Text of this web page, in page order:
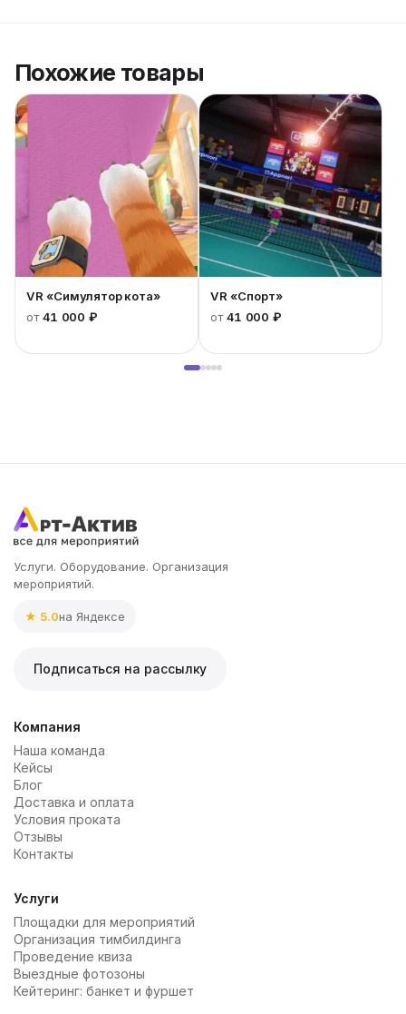
Похожие товары
VR «Симулятор кота»
от41 000 ₽
VR «Спорт»
от41 000 ₽
Услуги. Оборудование. Организация
мероприятий.
★ 5.0на Яндексе
Подписаться на рассылку
Компания
Наша команда
Кейсы
Блог
Доставка и оплата
Условия проката
Отзывы
Контакты
Услуги
Площадки для мероприятий
Организация тимбилдинга
Проведение квиза
Выездные фотозоны
Кейтеринг: банкет и фуршет